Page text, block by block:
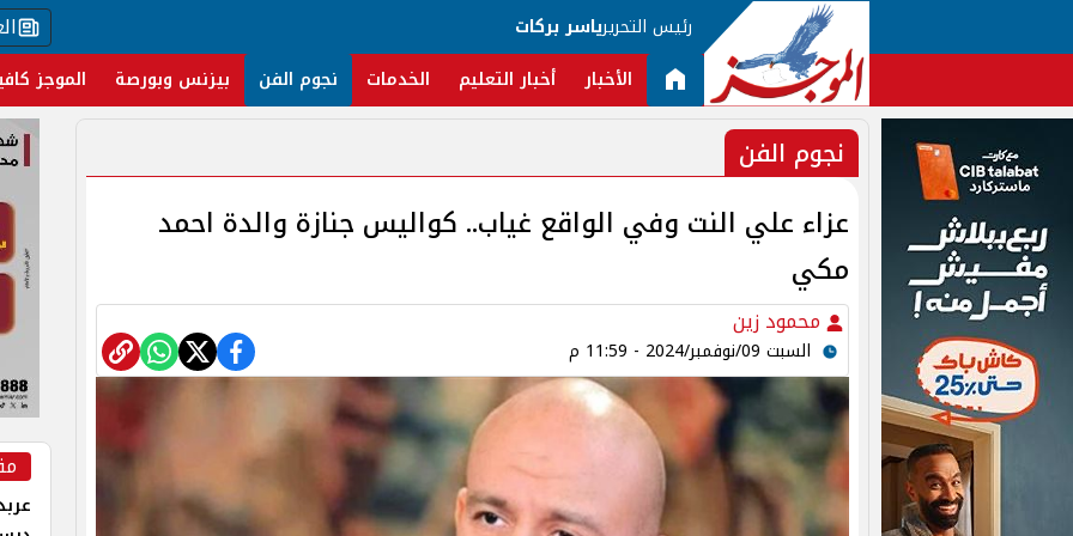
رئيس التحريرياسر بركات
الأخبار أخبار التعليم الخدمات نجوم الفن بيزنس وبورصة الموجز
نجوم الفن
عزاء علي النت وفي الواقع غياب.. كواليس جنازة والدة احمد
مكي
محمود زين
السبت 09/نوفمبر/2024 - 11:59 م